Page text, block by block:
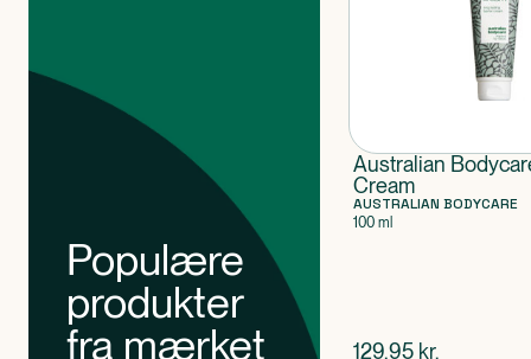
Populære
produkter
fra mærket
Australian
Cream
AUSTRALIAN BODYCARE
100 ml
$nuværende pris
129,95 kr.